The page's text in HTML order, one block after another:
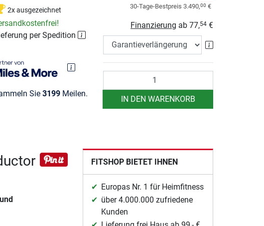
2x ausgezeichnet
per Spedition
Sie 3199Meilen.
30-Tage-Bestpreis 3.490,00 €
Finanzierung ab 77,54 €
IN DEN WARENKORB
FITSHOP BIETET IHNEN
Europas Nr. 1 für Heimfitness
über 4.000.000 zufriedene
Kunden